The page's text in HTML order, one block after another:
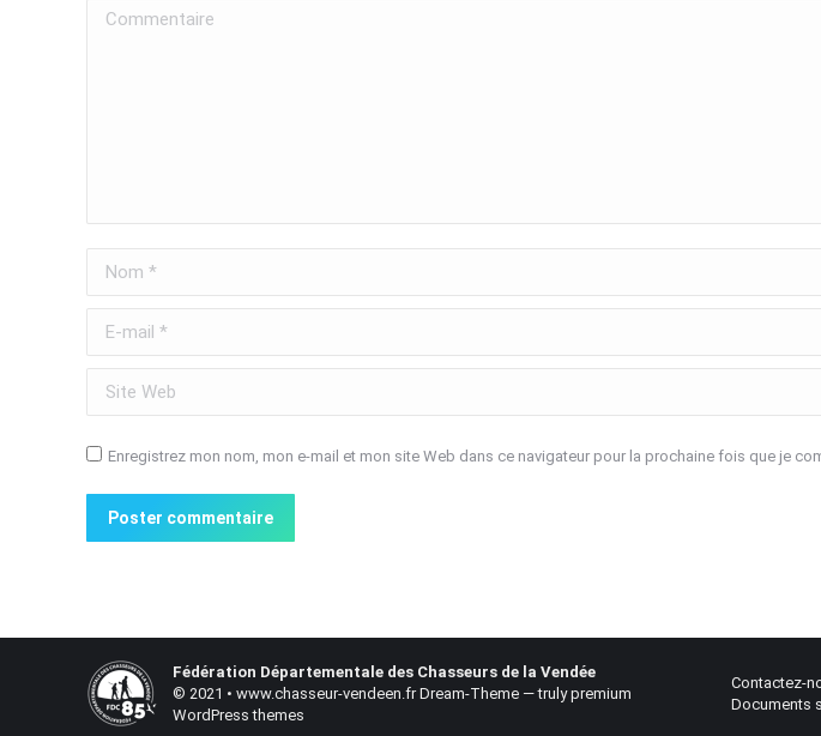
Commentaire
Nom *
E-mail *
Site Web
Enregistrez mon nom, mon e-mail et mon site Web dans ce navigateur pour la prochaine fois que je
Poster commentaire
Fédération Départementale des Chasseurs de la Vendée
© 2021 • www.chasseur-vendeen.fr Dream-Theme — trulypremium
WordPress themes
Contactez-
Documents